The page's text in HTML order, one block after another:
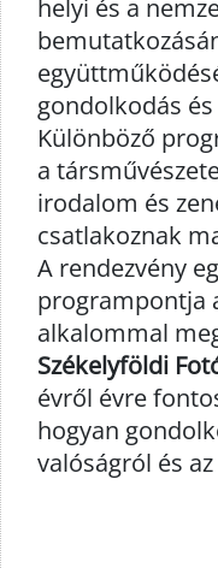
helyi és a
gondolkodás
Különböző
a
irodalom és
csatlakoznak
A rendezvény
programpontja
alkalommal
Székelyföldi
évről évre
hogyan
valóságról és